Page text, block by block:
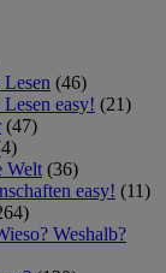
(46)
easy! (21)
(47)
Welt (36)
easy! (11)
Weshalb?